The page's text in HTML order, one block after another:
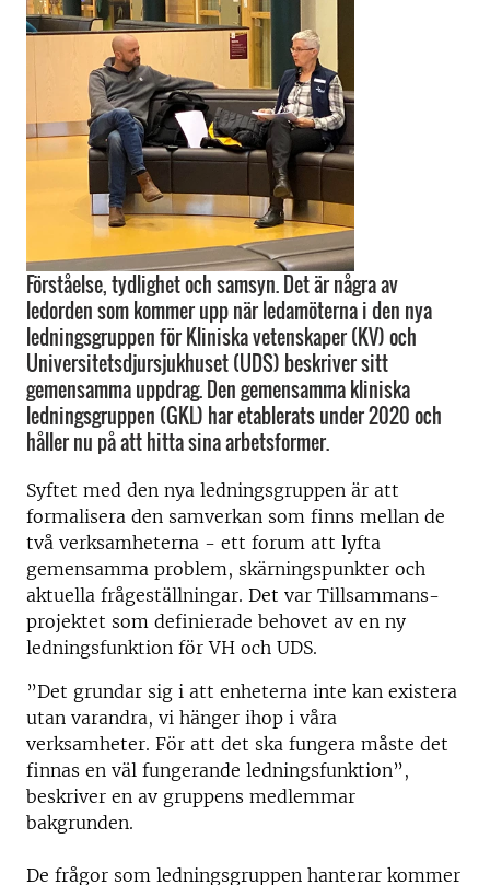
Förståelse, tydlighet och samsyn. Det är några av
ledorden som kommer upp när ledamöterna i den nya
ledningsgruppen för Kliniska vetenskaper (KV) och
Universitetsdjursjukhuset (UDS) beskriver sitt
gemensamma uppdrag. Den gemensamma kliniska
ledningsgruppen (GKL) har etablerats under 2020 och
håller nu på att hitta sina arbetsformer.
Syftet med den nya ledningsgruppen är att
formalisera den samverkan som finns mellan de
två verksamheterna - ett forum att lyfta
gemensamma problem, skärningspunkter och
aktuella frågeställningar. Det var Tillsammans-
projektet som definierade behovet av en ny
ledningsfunktion för VH och UDS.
”Det grundar sig i att enheterna inte kan existera
utan varandra, vi hänger ihop i våra
verksamheter. För att det ska fungera måste det
finnas en väl fungerande ledningsfunktion”,
beskriver en av gruppens medlemmar
bakgrunden.
De frågor som ledningsgruppen hanterar kommer